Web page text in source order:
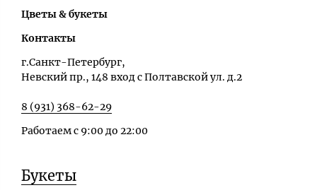
Цветы & букеты
Контакты
г.Санкт-Петербург,
Невский пр., 148 вход с Полтавской ул. д.2
8 (931) 368-62-29
Работаем с 9:00 до 22:00
Букеты